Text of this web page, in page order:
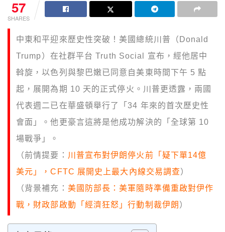
57
SHARES
中東和平迎來歷史性突破！美國總統川普（Donald
Trump）在社群平台 Truth Social 宣布，經他居中
斡旋，以色列與黎巴嫩已同意自美東時間下午 5 點
起，展開為期 10 天的正式停火。川普更透露，兩國
代表週二已在華盛頓舉行了「34 年來的首次歷史性
會面」。他更豪言這將是他成功解決的「全球第 10
場戰爭」。
（前情提要： 川普宣布對伊朗停火前「疑下單14億
美元」，CFTC 展開史上最大內線交易調查）
（背景補充： 美國防部長：美軍隨時準備重啟對伊作
戰，財政部啟動「經濟狂怒」行動制裁伊朗 ）